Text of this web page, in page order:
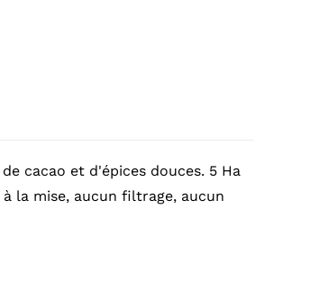
cacao et d'épices douces. 5 Ha
la mise, aucun filtrage, aucun